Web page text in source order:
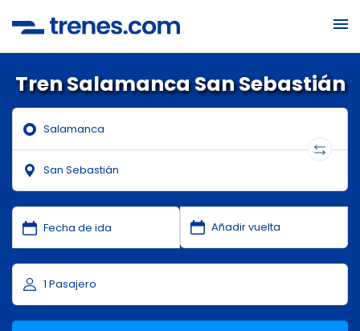
Tren Salamanca San Sebastián